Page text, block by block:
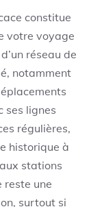
constitue
votre voyage
réseau de
notamment
ses lignes
régulières,
historique à
stations
reste une
surtout si